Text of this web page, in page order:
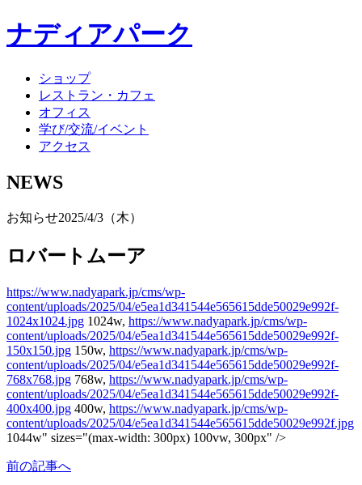
ナディアパーク
ショップ
レストラン・カフェ
オフィス
学び/交流/イベント
アクセス
NEWS
お知らせ2025/4/3（木）
ロバートムーア
https://www.nadyapark.jp/cms/wp-
content/uploads/2025/04/e5ea1d341544e565615dde50029e992f-
1024x1024.jpg 1024w, https://www.nadyapark.jp/cms/wp-
content/uploads/2025/04/e5ea1d341544e565615dde50029e992f-
150x150.jpg 150w, https://www.nadyapark.jp/cms/wp-
content/uploads/2025/04/e5ea1d341544e565615dde50029e992f-
768x768.jpg 768w, https://www.nadyapark.jp/cms/wp-
content/uploads/2025/04/e5ea1d341544e565615dde50029e992f-
400x400.jpg 400w, https://www.nadyapark.jp/cms/wp-
content/uploads/2025/04/e5ea1d341544e565615dde50029e992f.jpg
1044w" sizes="(max-width: 300px) 100vw, 300px" />
前の記事へ